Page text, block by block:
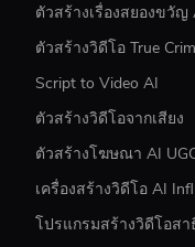
ตัวสร้างเรื่องสยองขวัญ
ตัวสร้างวิดีโอ True
Script to Video AI
ตัวสร้างวิดีโอจากเสียง
ตัวสร้างโฆษณา AI
เครื่องสร้างวิดีโอ AI
โปรแกรมสร้างวิดีโอส